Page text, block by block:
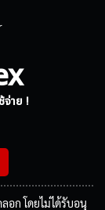
จ่าย !
อก โดยไม่ได้รับอนุ